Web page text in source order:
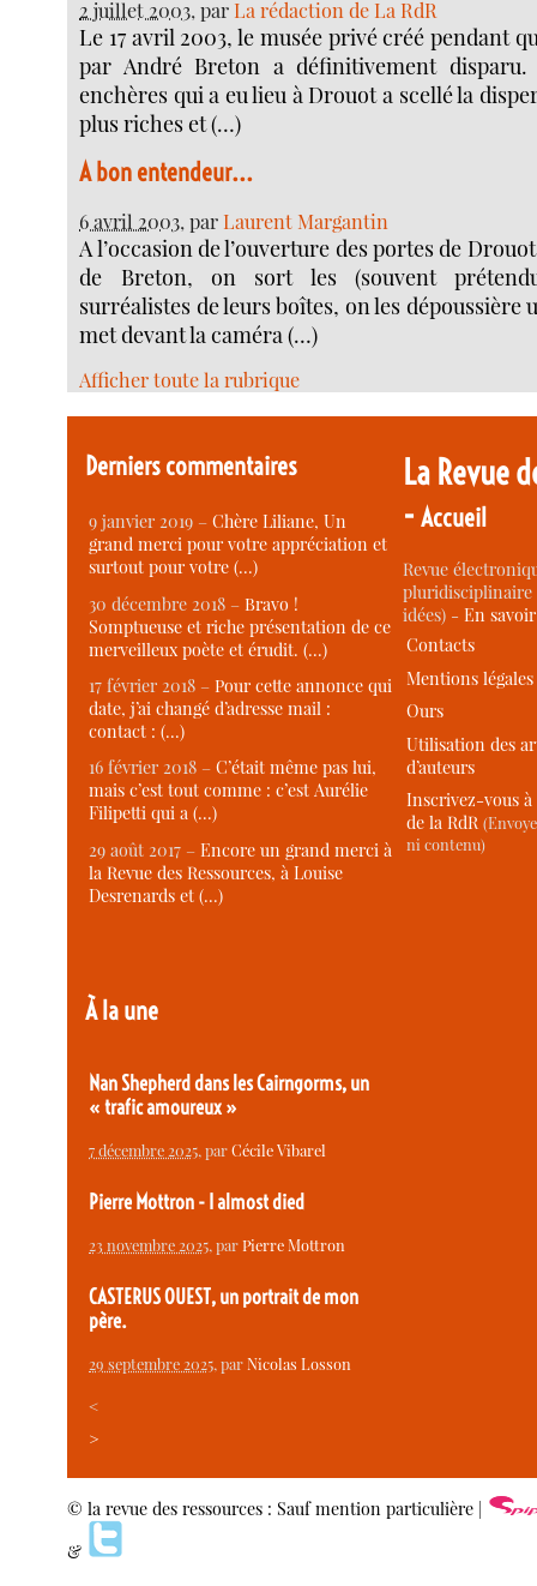
2 juillet 2003, parLa rédaction de La RdR
Le 17 avril 2003, le musée privé créé pendant
par André Breton a définitivement
enchères qui a eu lieu à Drouot a scellé la
plus riches et (…)
A bon entendeur...
6 avril 2003, parLaurent Margantin
A l’occasion de l’ouverture des portes de
de Breton, on sort les (souvent
surréalistes de leurs boîtes, on les dépoussière
met devant la caméra (…)
Afficher toute la rubrique
Derniers commentaires
9 janvier 2019 –Chère Liliane, Un
grand merci pour votre appréciation et
surtout pour votre (…)
30 décembre 2018 –Bravo !
Somptueuse et riche présentation de ce
merveilleux poète et érudit. (…)
17 février 2018 –Pour cette annonce qui
date, j’ai changé d’adresse mail :
contact : (…)
16 février 2018 –C’était même pas lui,
mais c’est tout comme : c’est Aurélie
Filipetti qui a (…)
29 août 2017 –Encore un grand merci à
la Revue des Ressources, à Louise
Desrenards et (…)
À la une
Nan Shepherd dans les Cairngorms, un
« trafic amoureux »
7 décembre 2025, parCécile Vibarel
Pierre Mottron - I almost died
23 novembre 2025, parPierre Mottron
CASTERUS OUEST, un portrait de mon
père.
29 septembre 2025, parNicolas Losson
<
>
La Revue
-Accueil
Revue
idées) -En
Contacts
Mentions légales
Ours
Utilisation des
d’auteurs
Inscrivez-vous
de la RdR
ni contenu)
© la revue des ressources : Sauf mention particulière |
&